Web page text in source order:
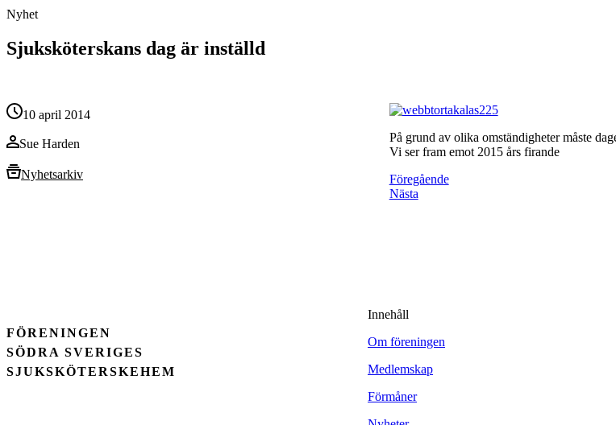
Nyhet
Sjuksköterskans dag är inställd
10 april 2014
Sue Harden
Nyhetsarkiv
På grund av olika omständigheter måste
Vi ser fram emot 2015 års firande
Föregående
Nästa
FÖRENINGEN
SÖDRA SVERIGES
SJUKSKÖTERSKEHEM
Innehåll
Om föreningen
Medlemskap
Förmåner